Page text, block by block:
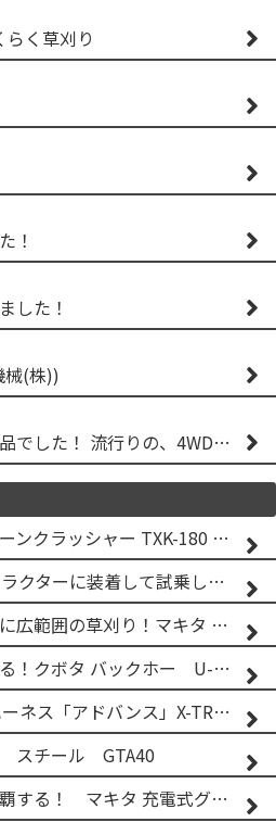
く草刈り
！
した！
械(株))
今日は、乗用草刈機の納品でした！ 流行りの、4WD！ #イセキアグリ #オーレック #四駆 #増税間近
石が一瞬で砕ける！ストーンクラッシャー TXK-180 実演
自動操舵CHCNAVをBFトラクターに装着して試乗してみた！！ CHCNAV NX610
押すだけカンタン！ラクに広範囲の草刈り！マキタ バッテリー式草刈り機 MUG001G 2
現場が、もっと楽しくなる！クボタ バックホー U-25-3A
STIHL フォレストリーハーネス「アドバンス」X-TREEm
スチール GTA40
押すだけフィールドを制覇する！ マキタ 充電式グランドトリマー MUG001G